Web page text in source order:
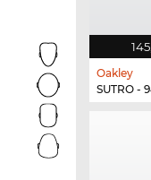
Oakley
SUTRO -